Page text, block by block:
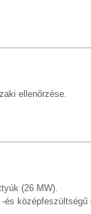
ellenőrzése.
(26 MW).